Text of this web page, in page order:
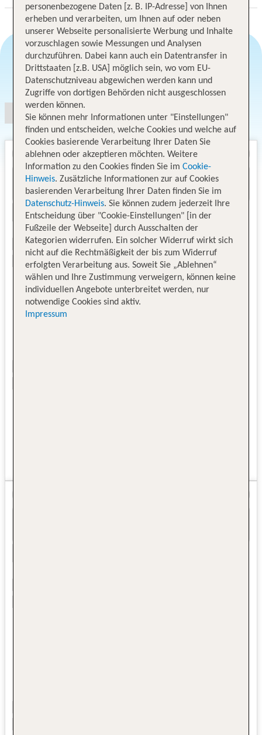
Angebotsauswahl
personenbezogene Daten [z. B. IP-Adresse] von Ihnen
erheben und verarbeiten, um Ihnen auf oder neben
unserer Webseite personalisierte Werbung und Inhalte
vorzuschlagen sowie Messungen und Analysen
durchzuführen. Dabei kann auch ein Datentransfer in
Drittstaaten [z.B. USA] möglich sein, wo vom EU-
Datenschutzniveau abgewichen werden kann und
Zugriffe von dortigen Behörden nicht ausgeschlossen
werden können.
Sie können mehr Informationen unter "Einstellungen"
finden und entscheiden, welche Cookies und welche auf
Cookies basierende Verarbeitung Ihrer Daten Sie
ablehnen oder akzeptieren möchten. Weitere
Information zu den Cookies finden Sie im Cookie-
Hinweis. Zusätzliche Informationen zur auf Cookies
basierenden Verarbeitung Ihrer Daten finden Sie im
Datenschutz-Hinweis. Sie können zudem jederzeit Ihre
Entscheidung über "Cookie-Einstellungen" [in der
Fußzeile der Webseite] durch Ausschalten der
Kategorien widerrufen. Ein solcher Widerruf wirkt sich
nicht auf die Rechtmäßigkeit der bis zum Widerruf
erfolgten Verarbeitung aus. Soweit Sie „Ablehnen“
wählen und Ihre Zustimmung verweigern, können keine
individuellen Angebote unterbreitet werden, nur
notwendige Cookies sind aktiv.
Impressum